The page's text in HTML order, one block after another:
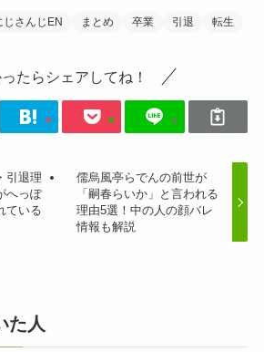
じさんじEN まとめ 卒業 引退 転生
たらシェアしてね！
引退理
へっぽ
ている
儒烏風亭らでんの前世が
「嗣春らいか」と言われる
理由5選！中の人の顔バレ
情報も解説
た人